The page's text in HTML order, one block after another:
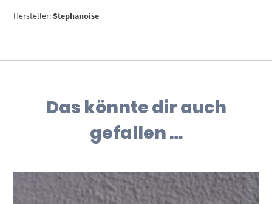
Hersteller:Stephanoise
Das könnte dir auch
gefallen …